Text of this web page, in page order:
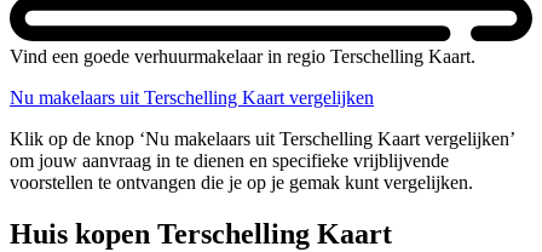
Vind een goede verhuurmakelaar in regio Terschelling Kaart.
Nu makelaars uit Terschelling Kaart vergelijken
Klik op de knop ‘Nu makelaars uit Terschelling Kaart vergelijken’
om jouw aanvraag in te dienen en specifieke vrijblijvende
voorstellen te ontvangen die je op je gemak kunt vergelijken.
Huis kopen Terschelling Kaart